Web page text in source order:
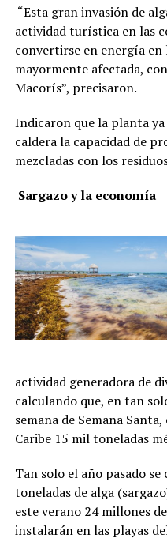
“Esta gran invasión de
actividad turística en las
convertirse en energía en
mayormente afectada,
Macorís”, precisaron.
Indicaron que la planta ya
caldera la capacidad de
mezcladas con los
Sargazo y la economía
actividad generadora de
calculando que, en tan
semana de Semana
Caribe 15 mil toneladas
Tan solo el año pasado
toneladas de alga
este verano 24 millones
instalarán en las playas